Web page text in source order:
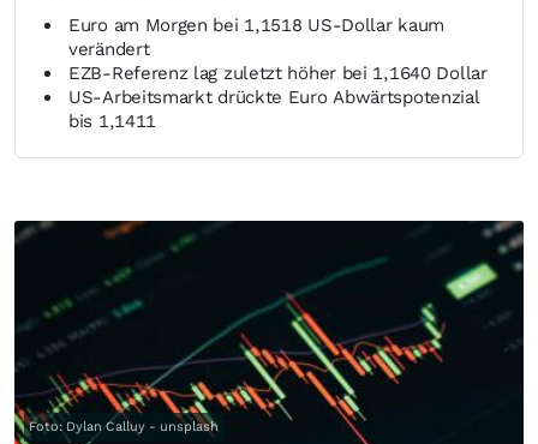
Euro am Morgen bei 1,1518 US-Dollar kaum
verändert
EZB-Referenz lag zuletzt höher bei 1,1640 Dollar
US-Arbeitsmarkt drückte Euro Abwärtspotenzial
bis 1,1411
Foto: Dylan Calluy - unsplash